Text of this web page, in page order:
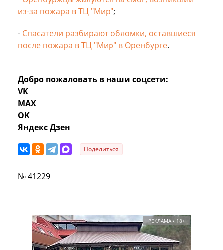
из-за пожара в ТЦ "Мир";
- Спасатели разбирают обломки, оставшиеся
после пожара в ТЦ "Мир" в Оренбурге.
Добро пожаловать в наши соцсети:
VK
MAX
OK
Яндекс Дзен
Поделиться
№ 41229
РЕКЛАМА • 18+